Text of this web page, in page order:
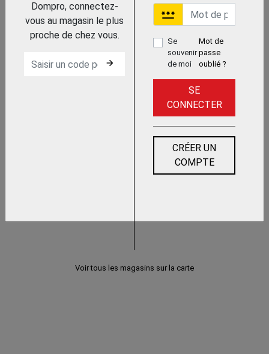
ENTRETIEN INFORMATIQUE ET
Dompro, connectez-
vous au magasin le plus
proche de chez vous.
arrow_forward
password
Se
souvenir
de moi
Mot de
passe
oublié ?
SE
CONNECTER
CRÉER UN
COMPTE
Voir tous les magasins sur la carte